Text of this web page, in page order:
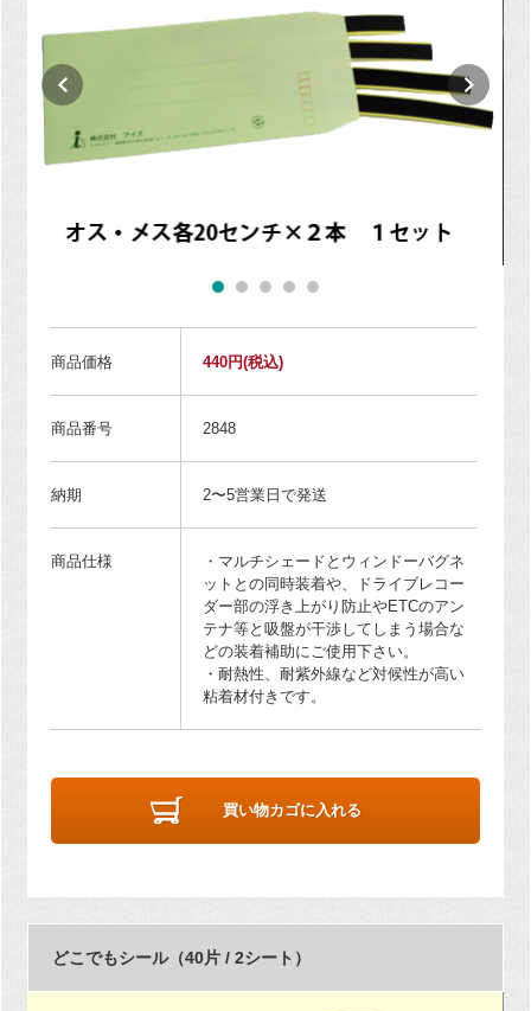
商品価格 440円(税込)
商品番号 2848
納期 2〜5営業日で発送
商品仕様
・マルチシェードとウィンドーバグネ
ットとの同時装着や、ドライブレコー
ダー部の浮き上がり防止やETCのアン
テナ等と吸盤が干渉してしまう場合な
どの装着補助にご使用下さい。
・耐熱性、耐紫外線など対候性が高い
粘着材付きです。
買い物カゴに入れる
どこでもシール（40片 / 2シート）